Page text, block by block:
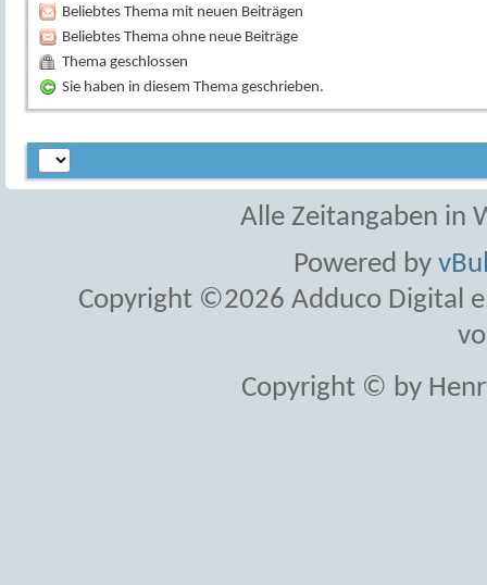
Beliebtes Thema mit neuen Beiträgen
Beliebtes Thema ohne neue Beiträge
Thema geschlossen
Sie haben in diesem Thema geschrieben.
Alle Zeitangaben in
Powered by
Copyright ©2026 Adduco Digital
Copyright © by